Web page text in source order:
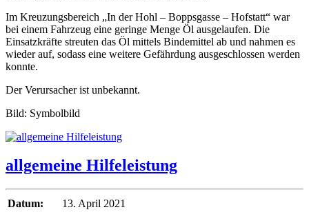
Im Kreuzungsbereich „In der Hohl – Boppsgasse – Hofstatt“ war
bei einem Fahrzeug eine geringe Menge Öl ausgelaufen. Die
Einsatzkräfte streuten das Öl mittels Bindemittel ab und nahmen es
wieder auf, sodass eine weitere Gefährdung ausgeschlossen werden
konnte.
Der Verursacher ist unbekannt.
Bild: Symbolbild
allgemeine Hilfeleistung
Datum:
13. April 2021